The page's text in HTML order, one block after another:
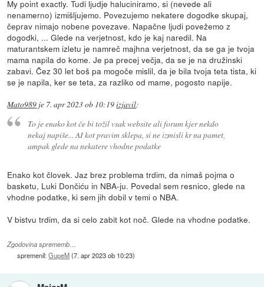
My point exactly. Tudi ljudje haluciniramo, si (nevede ali
nenamerno) izmišljujemo. Povezujemo nekatere dogodke skupaj,
čeprav nimajo nobene povezave. Napačne ljudi povežemo z
dogodki, ... Glede na verjetnost, kdo je kaj naredil. Na
maturantskem izletu je namreč majhna verjetnost, da se ga je tvoja
mama napila do kome. Je pa precej večja, da se je na družinski
zabavi. Čez 30 let boš pa mogoče mislil, da je bila tvoja teta tista, ki
se je napila, ker se teta, za razliko od mame, pogosto napije.
Mato989 je 7. apr 2023 ob 10:19izjavil:
To je enako kot če bi tožil vsak website ali forum kjer nekdo
nekaj napiše... AI kot pravim sklepa, si ne izmisli kr na pamet,
ampak glede na nekatere vhodne podatke
Enako kot človek. Jaz brez problema trdim, da nimaš pojma o
basketu, Luki Dončiću in NBA-ju. Povedal sem resnico, glede na
vhodne podatke, ki sem jih dobil v temi o NBA.
V bistvu trdim, da si celo zabit kot noč. Glede na vhodne podatke.
Zgodovina sprememb…
spremenil:GupeM(7. apr 2023 ob 10:23)